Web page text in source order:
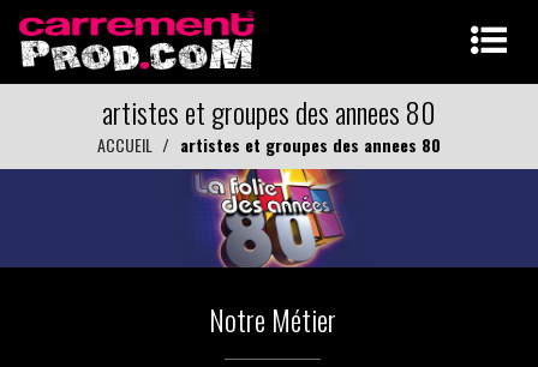
artistes et groupes des annees 80
ACCUEIL artistes et groupes des annees 80
Notre Métier